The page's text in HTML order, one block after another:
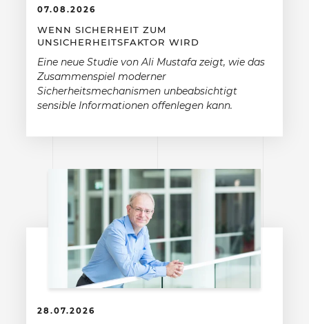
07.08.2026
WENN SICHERHEIT ZUM
UNSICHERHEITSFAKTOR WIRD
Eine neue Studie von Ali Mustafa zeigt, wie das
Zusammenspiel moderner
Sicherheitsmechanismen unbeabsichtigt
sensible Informationen offenlegen kann.
28.07.2026